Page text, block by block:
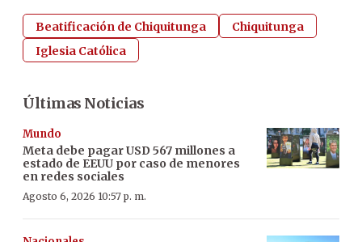
Beatificación de Chiquitunga
Chiquitunga
Iglesia Católica
Últimas Noticias
Mundo
Meta debe pagar USD 567 millones a
estado de EEUU por caso de menores
en redes sociales
Agosto 6, 2026 10:57 p. m.